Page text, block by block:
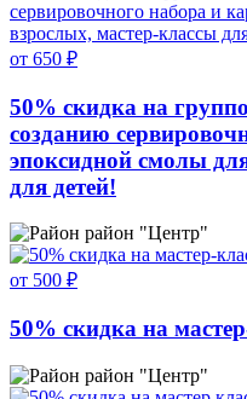
от 650 ₽
50% скидка на
созданию
эпоксидной смолы
для детей!
район "Центр"
от 500 ₽
50% скидка на
район "Центр"